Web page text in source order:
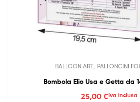
BALLOON ART, PALLONCINI
Bombola Elio Usa e Getta da
25,00 €Iva inclusa